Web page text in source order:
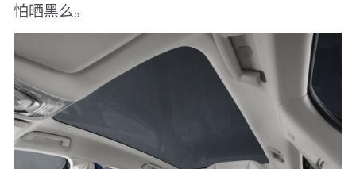
怕晒黑么。